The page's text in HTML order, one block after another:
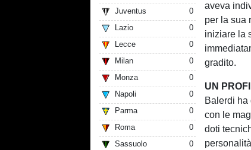
Juventus
0
Lazio
0
Lecce
0
Milan
0
Monza
0
Napoli
0
Parma
0
Roma
0
Sassuolo
0
aveva
per la sua
iniziare la
gradito.
UN
Balerdi
con le
doti